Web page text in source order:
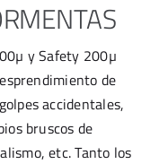
y Safety 200µ
de
accidentales,
bruscos de
etc. Tanto los